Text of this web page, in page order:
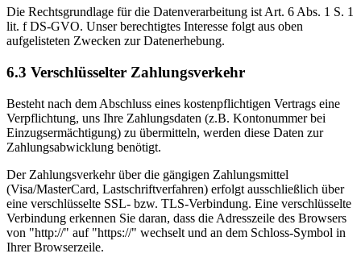
Die Rechtsgrundlage für die Datenverarbeitung ist Art. 6 Abs. 1 S. 1
lit. f DS-GVO. Unser berechtigtes Interesse folgt aus oben
aufgelisteten Zwecken zur Datenerhebung.
6.3 Verschlüsselter Zahlungsverkehr
Besteht nach dem Abschluss eines kostenpflichtigen Vertrags eine
Verpflichtung, uns Ihre Zahlungsdaten (z.B. Kontonummer bei
Einzugsermächtigung) zu übermitteln, werden diese Daten zur
Zahlungsabwicklung benötigt.
Der Zahlungsverkehr über die gängigen Zahlungsmittel
(Visa/MasterCard, Lastschriftverfahren) erfolgt ausschließlich über
eine verschlüsselte SSL- bzw. TLS-Verbindung. Eine verschlüsselte
Verbindung erkennen Sie daran, dass die Adresszeile des Browsers
von "http://" auf "https://" wechselt und an dem Schloss-Symbol in
Ihrer Browserzeile.